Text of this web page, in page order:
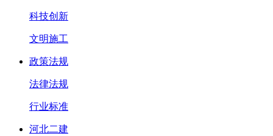
科技创新
文明施工
政策法规
法律法规
行业标准
河北二建